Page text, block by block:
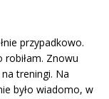
przypadkowo.
robiłam. Znowu
treningi. Na
było wiadomo, w